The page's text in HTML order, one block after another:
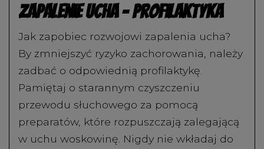
Zapalenie ucha – profilaktyka
Jak zapobiec rozwojowi zapalenia ucha?
By zmniejszyć ryzyko zachorowania, należy
zadbać o odpowiednią profilaktykę.
Pamiętaj o starannym czyszczeniu
przewodu słuchowego za pomocą
preparatów, które rozpuszczają zalegającą
w uchu woskowinę. Nigdy nie wkładaj do